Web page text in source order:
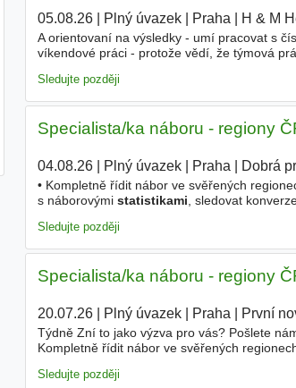
05.08.26| Plný úvazek| Praha H & M
A orientovaní na výsledky - umí pracovat s
víkendové práci - protože vědí, že týmová
Sledujte později
Specialista/ka náboru - regiony
04.08.26| Plný úvazek| Praha Dobrá
• Kompletně řídit nábor ve svěřených
s náborovými statistikami , sledovat
Sledujte později
Specialista/ka náboru - regiony
20.07.26| Plný úvazek| Praha První
Týdně Zní to jako výzva pro vás? Pošlete
Kompletně řídit nábor ve svěřených
Sledujte později